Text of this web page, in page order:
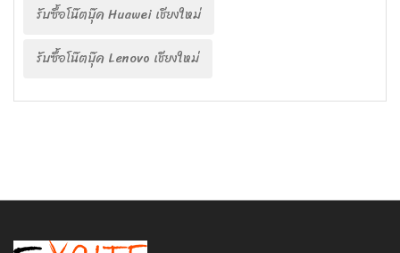
รับซื้อโน๊ตบุ๊ค Huawei เชียงใหม่
รับซื้อโน๊ตบุ๊ค Lenovo เชียงใหม่